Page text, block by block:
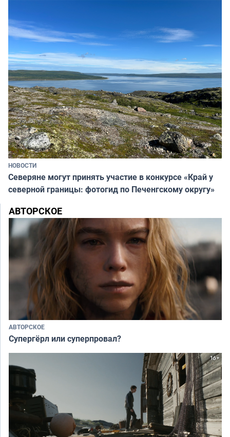
НОВОСТИ
Северяне могут принять участие в конкурсе «Край у
северной границы: фотогид по Печенгскому округу»
АВТОРСКОЕ
АВТОРСКОЕ
Супергёрл или суперпровал?